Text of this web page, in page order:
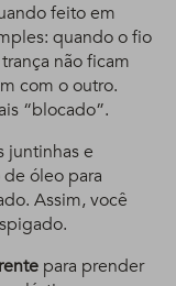
feito em
quando o fio
não ficam
com o outro.
“blocado”.
juntinhas e
óleo para
Assim, você
para prender